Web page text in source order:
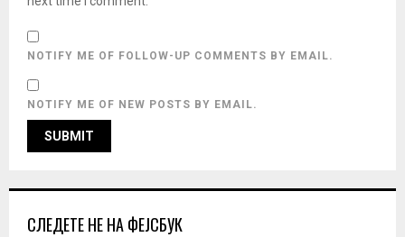
NOTIFY ME OF FOLLOW-UP COMMENTS BY EMAIL.
NOTIFY ME OF NEW POSTS BY EMAIL.
СЛЕДЕТЕ НЕ НА ФЕЈСБУК